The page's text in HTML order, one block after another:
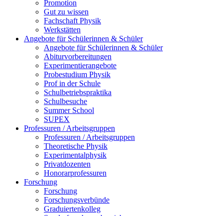
Promotion
Gut zu wissen
Fachschaft Physik
Werkstätten
Angebote für Schülerinnen & Schüler
Angebote für Schülerinnen & Schüler
Abiturvorbereitungen
Experimentierangebote
Probestudium Physik
Prof in der Schule
Schulbetriebspraktika
Schulbesuche
Summer School
SUPEX
Professuren / Arbeitsgruppen
Professuren / Arbeitsgruppen
Theoretische Physik
Experimentalphysik
Privatdozenten
Honorarprofessuren
Forschung
Forschung
Forschungsverbünde
Graduiertenkolleg